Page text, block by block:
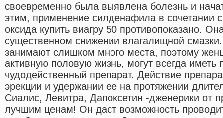
своевременно была выявлена болезнь и
этим, применение силденафила в сочетании
оксида купить виагру 50 противопоказано.
существенном снижении влагалищной
занимают слишком много места, поэтому
активную половую жизнь, могут всегда иметь
чудодейственный препарат. Действие
эрекции и удержании ее на протяжении
Сиалис, Левитра, Дапоксетин -дженерики от
лучшим ценам! Он даст возможность